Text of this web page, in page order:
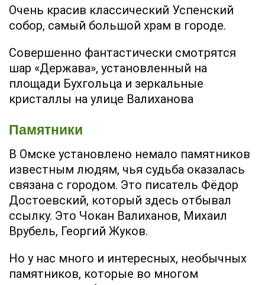
Очень красив классический Успенский
собор, самый большой храм в городе.
Совершенно фантастически смотрятся
шар «Держава», установленный на
площади Бухгольца и зеркальные
кристаллы на улице Валиханова
Памятники
В Омске установлено немало памятников
известным людям, чья судьба оказалась
связана с городом. Это писатель Фёдор
Достоевский, который здесь отбывал
ссылку. Это Чокан Валиханов, Михаил
Врубель, Георгий Жуков.
Но у нас много и интересных, необычных
памятников, которые во многом